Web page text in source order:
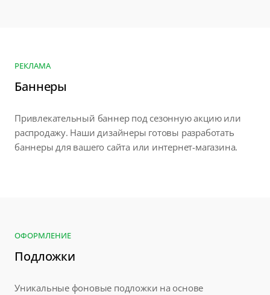
РЕКЛАМА
Баннеры
Привлекательный баннер под сезонную акцию или
распродажу. Наши дизайнеры готовы разработать
баннеры для вашего сайта или интернет-магазина.
ОФОРМЛЕНИЕ
Подложки
Уникальные фоновые подложки на основе